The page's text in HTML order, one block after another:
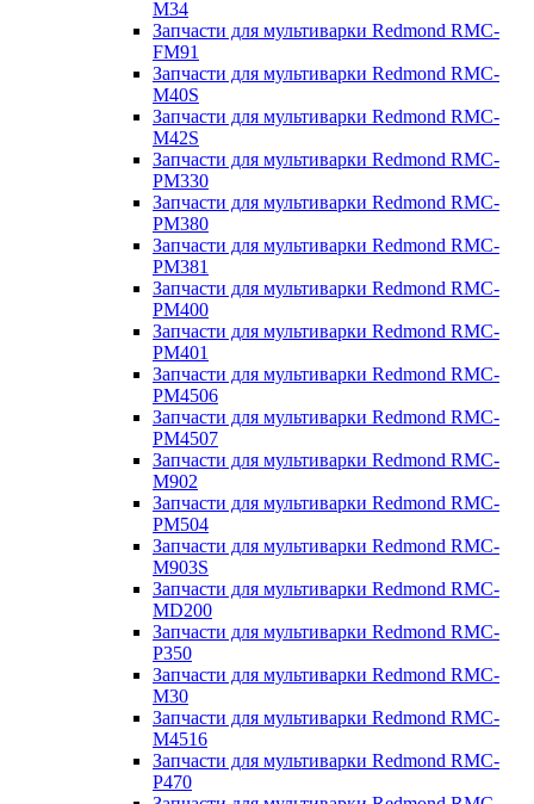
M34
Запчасти для мультиварки Redmond RMC-
FM91
Запчасти для мультиварки Redmond RMC-
M40S
Запчасти для мультиварки Redmond RMC-
M42S
Запчасти для мультиварки Redmond RMC-
PM330
Запчасти для мультиварки Redmond RMC-
PM380
Запчасти для мультиварки Redmond RMC-
PM381
Запчасти для мультиварки Redmond RMC-
PM400
Запчасти для мультиварки Redmond RMC-
PM401
Запчасти для мультиварки Redmond RMC-
PM4506
Запчасти для мультиварки Redmond RMC-
PM4507
Запчасти для мультиварки Redmond RMC-
M902
Запчасти для мультиварки Redmond RMC-
PM504
Запчасти для мультиварки Redmond RMC-
M903S
Запчасти для мультиварки Redmond RMC-
MD200
Запчасти для мультиварки Redmond RMC-
P350
Запчасти для мультиварки Redmond RMC-
M30
Запчасти для мультиварки Redmond RMC-
M4516
Запчасти для мультиварки Redmond RMC-
P470